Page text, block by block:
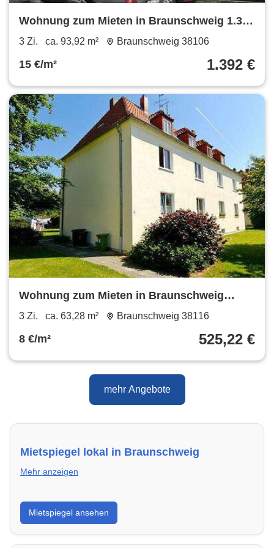
Wohnung zum Mieten in Braunschweig 1.392
€ 93.92 m²
3 Zi. ca. 93,92 m² Braunschweig 38106
15 €/m² 1.392 €
Wohnung zum Mieten in Braunschweig
525,22 € 63.28 m²
3 Zi. ca. 63,28 m² Braunschweig 38116
8 €/m² 525,22 €
mehr Angebote
Mietspiegel lokal in Braunschweig
Mehr anzeigen
Erhalte einen Überblick über die aktuellen Mietpreise
regional in Braunschweig. So weißt du genau, welche
Miete fair ist und wo sich ein Vergleich lohnt.
Mietspiegel ansehen